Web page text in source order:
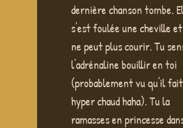
dernière chanson tombe.
s'est foulée une cheville
ne peut plus courir. Tu
l'adrénaline bouillir en toi
(probablement vu qu'il fait
hyper chaud haha). Tu la
ramasses en princesse